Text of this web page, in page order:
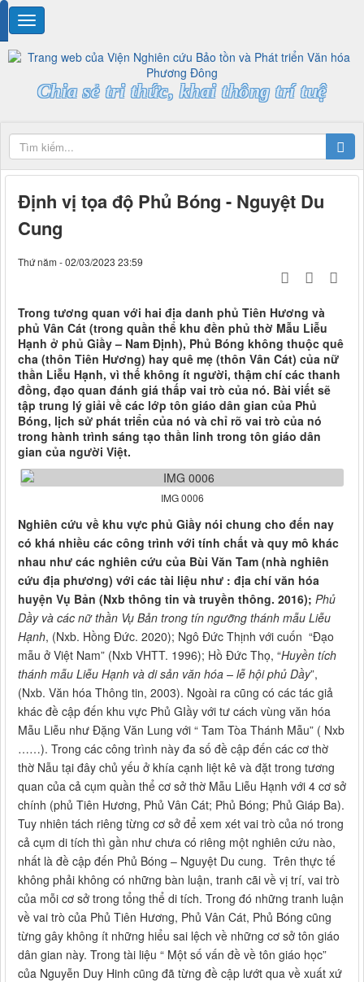
Chia sẻ tri thức, khai thông trí tuệ
Định vị tọa độ Phủ Bóng - Nguyệt Du
Cung
Thứ năm - 02/03/2023 23:59
Trong tương quan với hai địa danh phủ Tiên Hương và
phủ Vân Cát (trong quần thể khu đền phủ thờ Mẫu Liễu
Hạnh ở phủ Giầy – Nam Định), Phủ Bóng không thuộc quê
cha (thôn Tiên Hương) hay quê mẹ (thôn Vân Cát) của nữ
thần Liễu Hạnh, vì thế không ít người, thậm chí các thanh
đồng, đạo quan đánh giá thấp vai trò của nó. Bài viết sẽ
tập trung lý giải về các lớp tôn giáo dân gian của Phủ
Bóng, lịch sử phát triển của nó và chỉ rõ vai trò của nó
trong hành trình sáng tạo thần linh trong tôn giáo dân
gian của người Việt.
IMG 0006
Nghiên cứu về khu vực phủ Giầy nói chung cho đến nay
có khá nhiều các công trình với tính chất và quy mô khác
nhau như các nghiên cứu của Bùi Văn Tam (nhà nghiên
cứu địa phương) với các tài liệu như : địa chí văn hóa
huyện Vụ Bản (Nxb thông tin và truyền thông. 2016); Phủ
Dầy và các nữ thần Vụ Bản trong tín ngưỡng thánh mẫu Liễu
Hạnh, (Nxb. Hồng Đức. 2020); Ngô Đức Thịnh với cuốn “Đạo
mẫu ở Việt Nam” (Nxb VHTT. 1996); Hồ Đức Thọ, “Huyền tích
thánh mẫu Liễu Hạnh và di sản văn hóa – lễ hội phủ Dầy”,
(Nxb. Văn hóa Thông tin, 2003). Ngoài ra cũng có các tác giả
khác đề cập đến khu vực Phủ GIầy với tư cách vùng văn hóa
Mẫu Liễu như Đặng Văn Lung với “ Tam Tòa Thánh Mẫu” ( Nxb
……). Trong các công trình này đa số đề cập đến các cơ thờ
thờ Nẫu tại đây chủ yếu ở khía cạnh liệt kê và đặt trong tương
quan của cả cụm quần thể cơ sở thờ Mẫu Liễu Hạnh với 4 cơ sở
chính (phủ Tiên Hương, Phủ Vân Cát; Phủ Bóng; Phủ Giáp Ba).
Tuy nhiên tách riêng từng cơ sở để xem xét vai trò của nó trong
cả cụm di tích thì gần như chưa có riêng một nghiên cứu nào,
nhất là đề cập đến Phủ Bóng – Nguyệt Du cung. Trên thực tế
không phải không có những bàn luận, tranh cãi về vị trí, vai trò
của mỗi cơ sở trong tổng thể di tích. Trong đó những tranh luận
về vai trò của Phủ Tiên Hương, Phủ Vân Cát, Phủ Bóng cũng
từng gây không ít những hiểu sai lệch về những cơ sở tôn giáo
dân gian này. Trong tài liệu “ Một số vấn đề về tôn giáo học”
của Nguyễn Duy Hinh cũng đã từng đề cập lướt qua về xuất xứ